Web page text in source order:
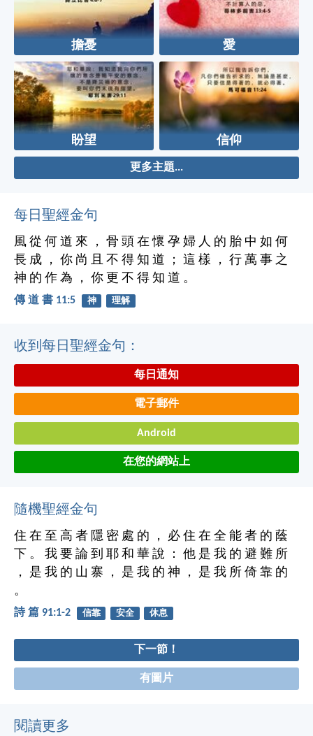
擔憂 愛
盼望 信仰
更多主題...
每日聖經金句
風 從 何 道 來 ， 骨 頭 在 懷 孕 婦 人 的 胎 中 如 何
長 成 ， 你 尚 且 不 得 知 道 ； 這 樣 ， 行 萬 事 之
神 的 作 為 ， 你 更 不 得 知 道 。
傳 道 書 11:5 神 理解
收到每日聖經金句：
每日通知
電子郵件
Android
在您的網站上
隨機聖經金句
住 在 至 高 者 隱 密 處 的 ， 必 住 在 全 能 者 的 蔭
下 。 我 要 論 到 耶 和 華 說 ： 他 是 我 的 避 難 所
， 是 我 的 山 寨 ， 是 我 的 神 ， 是 我 所 倚 靠 的
。
詩 篇 91:1-2 信靠 安全 休息
下一節！
有圖片
閱讀更多